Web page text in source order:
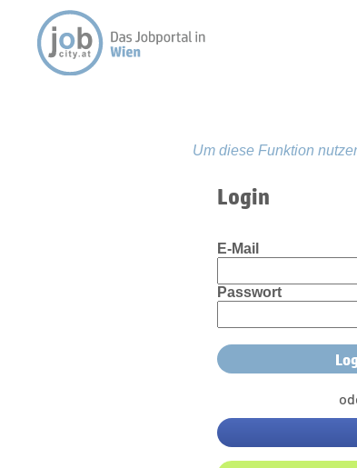
Um diese Funktion
Login
E-Mail
Passwort